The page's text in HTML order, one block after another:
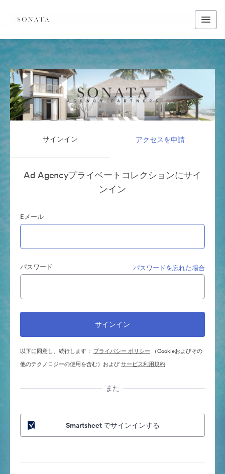
サインイン アクセスを申請
Ad Agencyプライベートコレクションにサイ
ンイン
Eメール
パスワード パスワードを忘れた場合
以下に同意し、続行します： プライバシー ポリシー （Cookieおよびその
他のテクノロジーの使用を含む）およびサービス利用規約
また
Smartsheet でサインインする